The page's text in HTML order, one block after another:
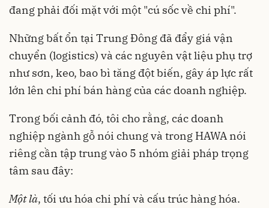
đang phải đối mặt với một "cú sốc về chi phí".
Những bất ổn tại Trung Đông đã đẩy giá vận
chuyển (logistics) và các nguyên vật liệu phụ trợ
như sơn, keo, bao bì tăng đột biến, gây áp lực rất
lớn lên chi phí bán hàng của các doanh nghiệp.
Trong bối cảnh đó, tôi cho rằng, các doanh
nghiệp ngành gỗ nói chung và trong HAWA nói
riêng cần tập trung vào 5 nhóm giải pháp trọng
tâm sau đây:
Một là, tối ưu hóa chi phí và cấu trúc hàng hóa.